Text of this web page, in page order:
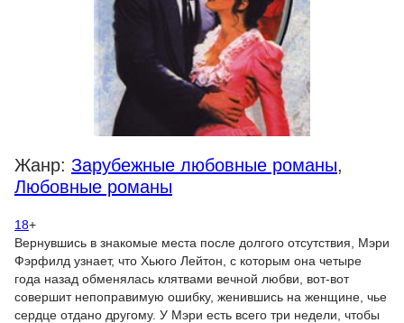
Жанр: Зарубежные любовные романы,
Любовные романы
18+
Вернувшись в знакомые места после долгого отсутствия, Мэри
Фэрфилд узнает, что Хьюго Лейтон, с которым она четыре
года назад обменялась клятвами вечной любви, вот-вот
совершит непоправимую ошибку, женившись на женщине, чье
сердце отдано другому. У Мэри есть всего три недели, чтобы